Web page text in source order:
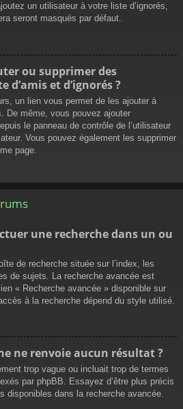
un utilisateur à votre liste d’ignorés,
seront masqués par défaut.
ou supprimer des
et d’ignorés ?
un lien vous permet de les ajouter à
De même, vous pouvez ajouter
le panneau de contrôle de l’utilisateur
Vous pouvez également les supprimer
page.
une recherche dans un ou
de recherche située sur l’index, les
de sujets. La recherche avancée est
« Recherche avancée » disponible sur
à la recherche dépend du style utilisé.
ne renvoie aucun résultat ?
trop vague ou incluait trop de termes
par phpBB. Essayez d’être plus précis
disponibles dans la recherche avancée.